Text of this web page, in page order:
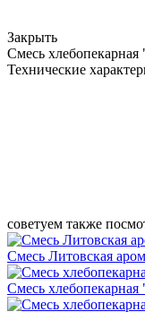
Закрыть
Смесь
Технические
советуем также
Смесь Литовская
Смесь